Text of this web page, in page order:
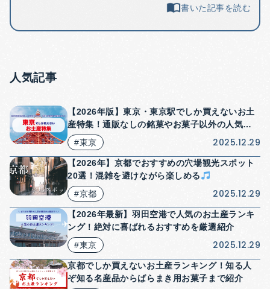
書いた記事を読む
人気記事
【2026年版】東京・東京駅でしか買えないお土
産特集！通販なしの銘菓やお菓子以外の人気商
品も紹介！
#東京 2025.12.29
【2026年】京都でおすすめの穴場観光スポット
20選！混雑を避けながら楽しめる
#京都
2025.12.29
【2026年最新】羽田空港で人気のお土産ランキ
ング！絶対に喜ばれるおすすめを厳選紹介
#東京
2025.12.29
京都でしか買えないお土産ランキング！知る人
ぞ知る名産品からばらまき用お菓子まで紹介